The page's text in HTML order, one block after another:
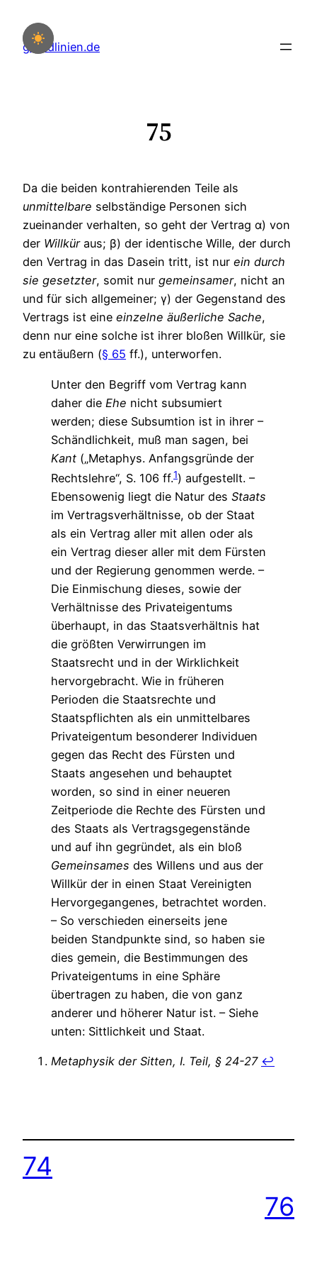
Inhalt
springen
grundlinien.de
75
Da die beiden kontrahierenden Teile als
unmittelbare selbständige Personen sich
zueinander verhalten, so geht der Vertrag α) von
der Willküraus; β) der identische Wille, der durch
den Vertrag in das Dasein tritt, ist nur ein durch
sie gesetzter, somit nur gemeinsamer, nicht an
und für sich allgemeiner; γ) der Gegenstand des
Vertrags ist eine einzelne äußerliche Sache,
denn nur eine solche ist ihrer bloßen Willkür, sie
zu entäußern (§ 65 ff.), unterworfen.
Unter den Begriff vom Vertrag kann
daher die Ehe nicht subsumiert
werden; diese Subsumtion ist in ihrer –
Schändlichkeit, muß man sagen, bei
Kant („Metaphys. Anfangsgründe der
Rechtslehre“, S. 106 ff.1) aufgestellt. –
Ebensowenig liegt die Natur des Staats
im Vertragsverhältnisse, ob der Staat
als ein Vertrag aller mit allen oder als
ein Vertrag dieser aller mit dem Fürsten
und der Regierung genommen werde. –
Die Einmischung dieses, sowie der
Verhältnisse des Privateigentums
überhaupt, in das Staatsverhältnis hat
die größten Verwirrungen im
Staatsrecht und in der Wirklichkeit
hervorgebracht. Wie in früheren
Perioden die Staatsrechte und
Staatspflichten als ein unmittelbares
Privateigentum besonderer Individuen
gegen das Recht des Fürsten und
Staats angesehen und behauptet
worden, so sind in einer neueren
Zeitperiode die Rechte des Fürsten und
des Staats als Vertragsgegenstände
und auf ihn gegründet, als ein bloß
Gemeinsames des Willens und aus der
Willkür der in einen Staat Vereinigten
Hervorgegangenes, betrachtet worden.
– So verschieden einerseits jene
beiden Standpunkte sind, so haben sie
dies gemein, die Bestimmungen des
Privateigentums in eine Sphäre
übertragen zu haben, die von ganz
anderer und höherer Natur ist. – Siehe
unten: Sittlichkeit und Staat.
Metaphysik der Sitten, I. Teil, § 24-27 ↩︎
74
76